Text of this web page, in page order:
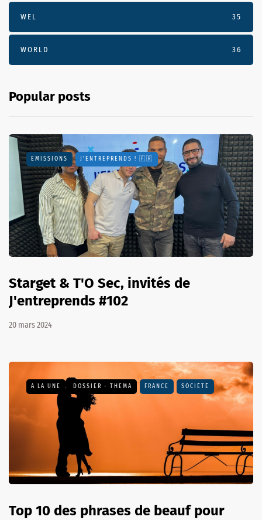
WEL 35
WORLD 36
Popular posts
EMISSIONS J'ENTREPRENDS ! 🇫🇷
Starget & T'O Sec, invités de
J'entreprends #102
20 mars 2024
A LA UNE DOSSIER - THEMA FRANCE SOCIÉTÉ
Top 10 des phrases de beauf pour